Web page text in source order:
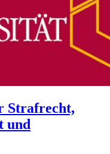
Strafrecht,
und